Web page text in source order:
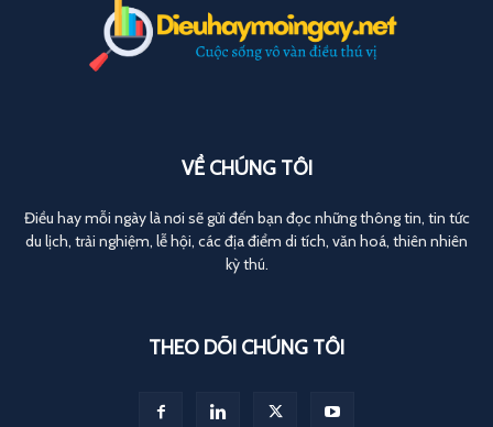
VỀ CHÚNG TÔI
Điều hay mỗi ngày là nơi sẽ gửi đến bạn đọc những thông tin, tin tức
du lịch, trải nghiệm, lễ hội, các địa điểm di tích, văn hoá, thiên nhiên
kỳ thú.
THEO DÕI CHÚNG TÔI